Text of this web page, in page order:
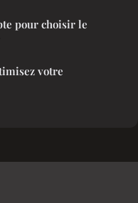
pour choisir le
votre